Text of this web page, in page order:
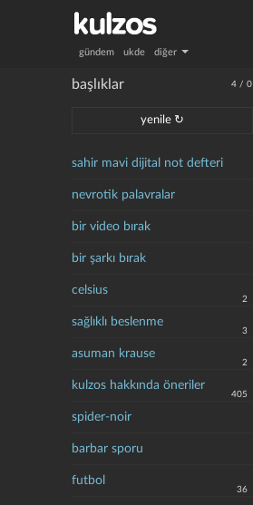
gündem ukde diğer
4 /0
başlıklar
yenile ↻
sahir mavi dijital not defteri
nevrotik palavralar
bir video bırak
bir şarkı bırak
celsius
2
sağlıklı beslenme
3
asuman krause
2
kulzos hakkında öneriler
405
spider-noir
barbar sporu
futbol
36